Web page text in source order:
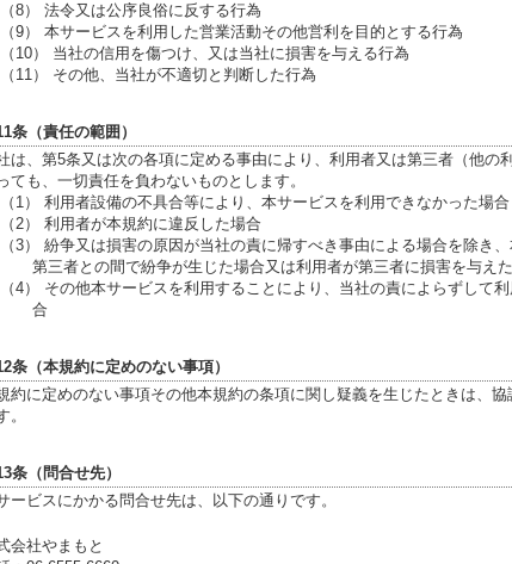
（8） 法令又は公序良俗に反する行為
（9） 本サービスを利用した営業活動その他営利を目的とする行為
（10） 当社の信用を傷つけ、又は当社に損害を与える行為
（11） その他、当社が不適切と判断した行為
条（責任の範囲）
は、第5条又は次の各項に定める事由により、利用者又は第三者（他の
ても、一切責任を負わないものとします。
（1） 利用者設備の不具合等により、本サービスを利用できなかった場合
（2） 利用者が本規約に違反した場合
（3） 紛争又は損害の原因が当社の責に帰すべき事由による場合を除き
第三者との間で紛争が生じた場合又は利用者が第三者に損害を与え
（4） その他本サービスを利用することにより、当社の責によらずして
合
条（本規約に定めのない事項）
約に定めのない事項その他本規約の条項に関し疑義を生じたときは、
。
条（問合せ先）
ービスにかかる問合せ先は、以下の通りです。
会社やまもと